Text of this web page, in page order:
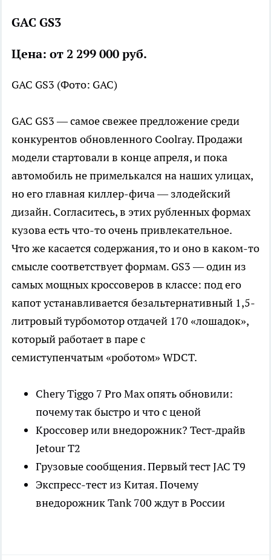
GAC GS3
Цена: от 2 299 000 руб.
GAC GS3 (Фото: GAC)
GAC GS3 — самое свежее предложение среди
конкурентов обновленного Coolray. Продажи
модели стартовали в конце апреля, и пока
автомобиль не примелькался на наших улицах,
но его главная киллер-фича — злодейский
дизайн. Согласитесь, в этих рубленных формах
кузова есть что-то очень привлекательное.
Что же касается содержания, то и оно в каком-то
смысле соответствует формам. GS3 — один из
самых мощных кроссоверов в классе: под его
капот устанавливается безальтернативный 1,5-
литровый турбомотор отдачей 170 «лошадок»,
который работает в паре с
семиступенчатым «роботом» WDCT.
Chery Tiggo 7 Pro Max опять обновили:
почему так быстро и что с ценой
Кроссовер или внедорожник? Тест-драйв
Jetour T2
Грузовые сообщения. Первый тест JAC T9
Экспресс-тест из Китая. Почему
внедорожник Tank 700 ждут в России